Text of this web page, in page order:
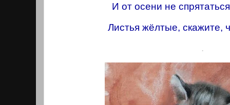
И от осени не
Листья жёлтые, скажите,
.